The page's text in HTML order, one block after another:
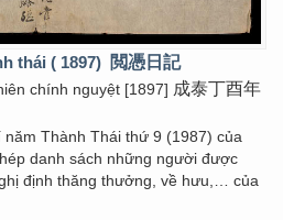
thái ( 1897) 閲憑日記
chính nguyệt [1897] 成泰丁酉年
năm Thành Thái thứ 9 (1987) của
danh sách những người được
định thăng thưởng, về hưu,… của